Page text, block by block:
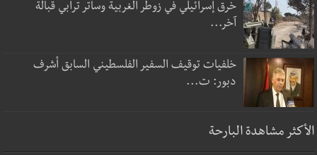
خرق إسرائيلي في زوطر الغربية وساتر ترابي قبالة
آخر...
خلفيات توقيف السفير الفلسطيني السابق أشرف
دبور: ت...
الأكثر مشاهدة البارحة